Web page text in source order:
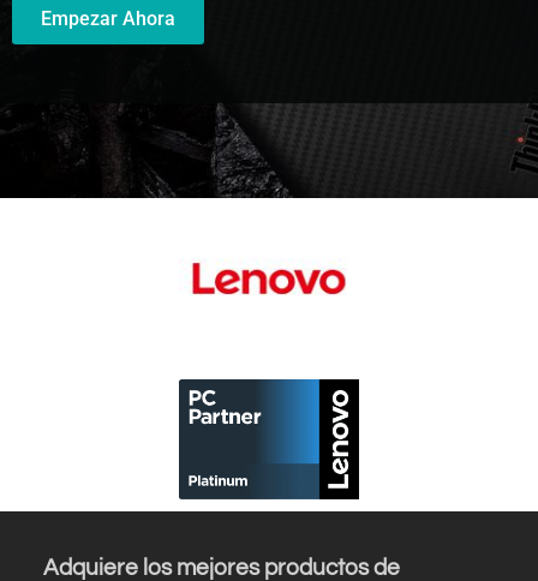
Empezar Ahora
Adquiere los mejores productos de